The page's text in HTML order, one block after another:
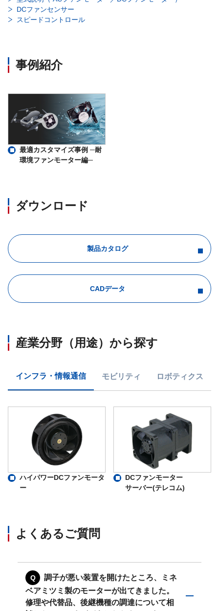
DCファンセンサー
スピードコントロール
事例紹介
最適カスタマイズ事例 ─耐
環境ファンモーター編─
ダウンロード
製品カタログ
CADデータ
産業分野（用途）から探す
インフラ・情報通信 モビリティ ロボティクス
ハイパワーDCファンモータ
ー
DCファンモーター
サーバー(テレコム)
よくあるご質問
調子が悪い装置を開けたところ、ミネ
ベアミツミ製のモーターが出てきました。
修理や代替品、後継機種の調達について相